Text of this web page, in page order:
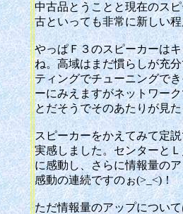
中古品とうことと現在のス
古といっても非常に新しい
やっぱＦ３のスピーカーは
ね。高域はまだ慣らしが充
ティングでチューニングで
ーにみえますがネットワー
とだそうでそのあたりが見
スピーカーをかえてみて定
実感しました。センターと
に感動し、さらに情報量の
感動の連続ですのぉ(>_<)！
ただ情報量のアップについ